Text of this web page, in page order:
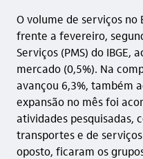
O volume de serviços no
frente a fevereiro,
Serviços (PMS) do IBGE,
mercado (0,5%). Na
avançou 6,3%, também
expansão no mês foi
atividades pesquisadas,
transportes e de
oposto, ficaram os